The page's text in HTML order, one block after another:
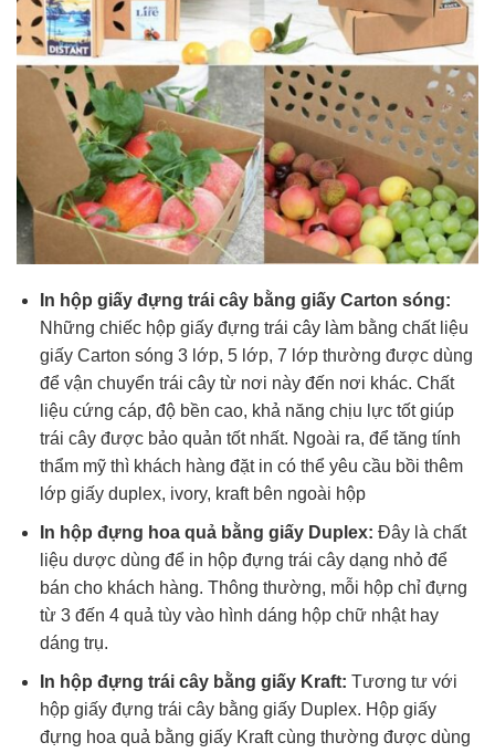
In hộp giấy đựng trái cây bằng giấy Carton sóng:
Những chiếc hộp giấy đựng trái cây làm bằng chất liệu
giấy Carton sóng 3 lớp, 5 lớp, 7 lớp thường được dùng
để vận chuyển trái cây từ nơi này đến nơi khác. Chất
liệu cứng cáp, độ bền cao, khả năng chịu lực tốt giúp
trái cây được bảo quản tốt nhất. Ngoài ra, để tăng tính
thẩm mỹ thì khách hàng đặt in có thể yêu cầu bồi thêm
lớp giấy duplex, ivory, kraft bên ngoài hộp
In hộp đựng hoa quả bằng giấy Duplex: Đây là chất
liệu dược dùng để in hộp đựng trái cây dạng nhỏ để
bán cho khách hàng. Thông thường, mỗi hộp chỉ đựng
từ 3 đến 4 quả tùy vào hình dáng hộp chữ nhật hay
dáng trụ.
In hộp đựng trái cây bằng giấy Kraft: Tương tư với
hộp giấy đựng trái cây bằng giấy Duplex. Hộp giấy
đựng hoa quả bằng giấy Kraft cùng thường được dùng